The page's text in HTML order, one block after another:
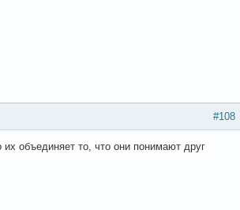
#108
объединяет то, что они понимают друг